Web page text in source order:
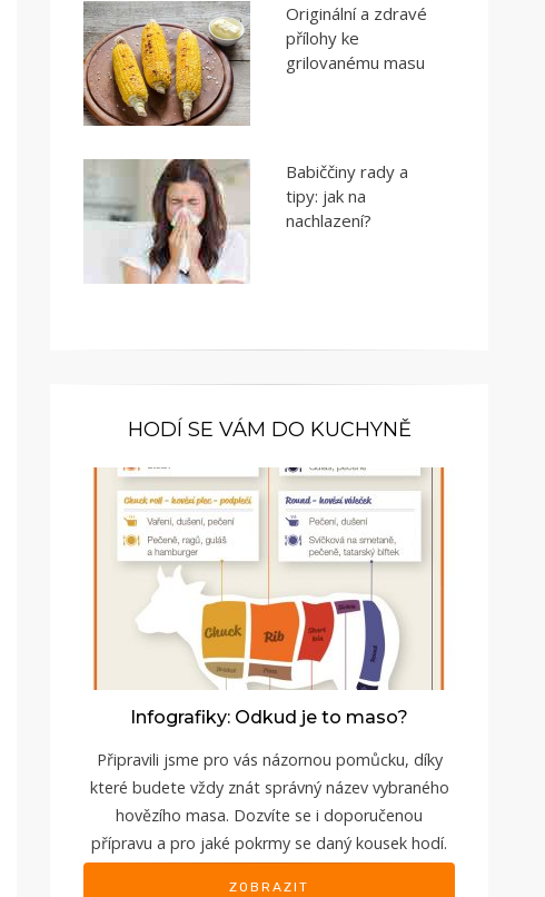
Originální a zdravé
přílohy ke
grilovanému masu
Babiččiny rady a
tipy: jak na
nachlazení?
HODÍ SE VÁM DO KUCHYNĚ
Infografiky: Odkud je to maso?
Připravili jsme pro vás názornou pomůcku, díky
které budete vždy znát správný název vybraného
hovězího masa. Dozvíte se i doporučenou
přípravu a pro jaké pokrmy se daný kousek hodí.
ZOBRAZIT